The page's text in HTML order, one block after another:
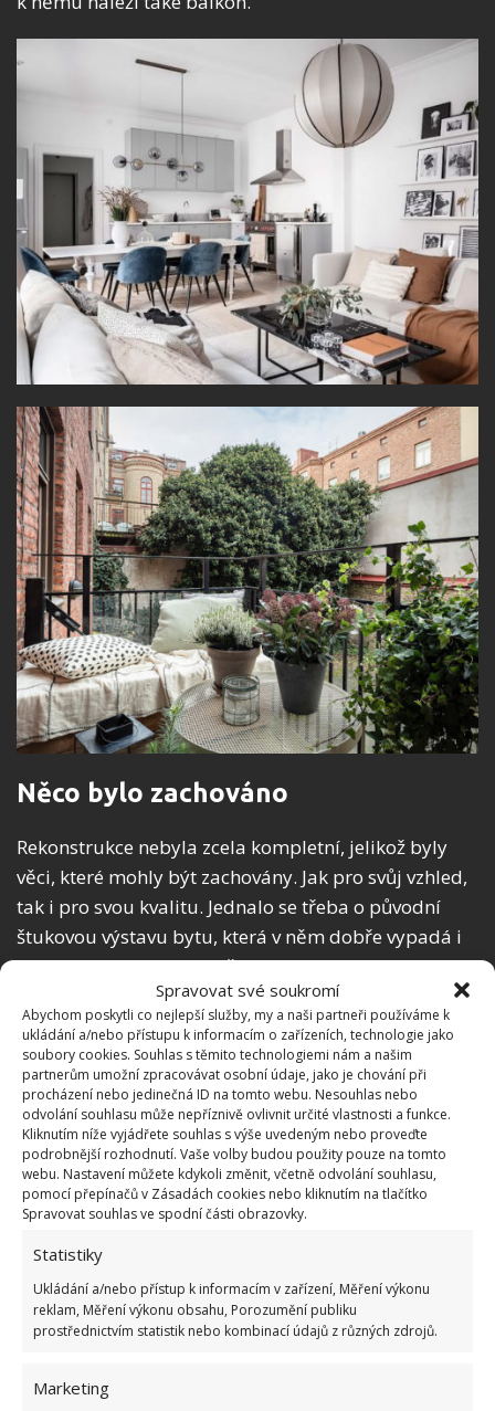
Spravovat své soukromí
Abychom poskytli co nejlepší služby, my a naši partneři používáme k
ukládání a/nebo přístupu k informacím o zařízeních, technologie jako
soubory cookies. Souhlas s těmito technologiemi nám a našim
partnerům umožní zpracovávat osobní údaje, jako je chování při
procházení nebo jedinečná ID na tomto webu. Nesouhlas nebo
odvolání souhlasu může nepříznivě ovlivnit určité vlastnosti a funkce.
Kliknutím níže vyjádřete souhlas s výše uvedeným nebo proveďte
podrobnější rozhodnutí. Vaše volby budou použity pouze na tomto
webu. Nastavení můžete kdykoli změnit, včetně odvolání souhlasu,
pomocí přepínačů v Zásadách cookies nebo kliknutím na tlačítko
Spravovat souhlas ve spodní části obrazovky.
Statistiky
Ukládání a/nebo přístup k informacím v zařízení, Měření výkonu
reklam, Měření výkonu obsahu, Porozumění publiku
prostřednictvím statistik nebo kombinací údajů z různých zdrojů.
Marketing
Něco bylo zachováno
Rekonstrukce nebyla zcela kompletní, jelikož byly
věci, které mohly být zachovány. Jak pro svůj vzhled,
tak i pro svou kvalitu. Jednalo se třeba o původní
štukovou výstavu bytu, která v něm dobře vypadá i
nyní, po úpravách. Stejně tak byly zachovány i
původní podlahy, které mají stále svou kvalitu a
ukazují, jak rozmanitý může skandinávský styl být,
když kombinuje věci minulé současné.